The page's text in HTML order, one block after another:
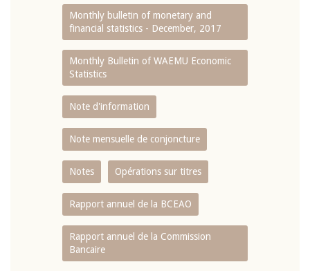
Monthly bulletin of monetary and
financial statistics - December, 2017
Monthly Bulletin of WAEMU Economic
Statistics
Note d'information
Note mensuelle de conjoncture
Notes Opérations sur titres
Rapport annuel de la BCEAO
Rapport annuel de la Commission
Bancaire